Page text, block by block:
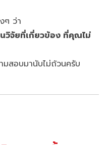
ๆ ว่า
วิจัยที่เกี่ยวข้อง ที่คุณไม่
มสอบมานับไม่ถ้วนครับ